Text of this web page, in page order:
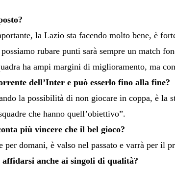
la Lazio sta facendo molto bene, è
rubare punti sarà sempre un match
ha ampi margini di miglioramento, ma
dell’Inter e può esserlo fino alla fine?
la possibilità di non giocare in coppa, è la
che hanno quell’obiettivo”.
più vincere che il bel gioco?
per domani, è valso nel passato e varrà per il
anche ai singoli di qualità?